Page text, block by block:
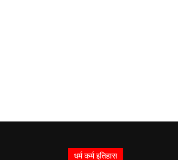
धर्म कर्म इतिहास